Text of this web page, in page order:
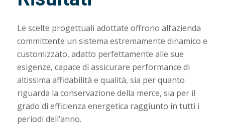
Le scelte progettuali adottate offrono all’azienda
committente un sistema estremamente dinamico e
customizzato, adatto perfettamente alle sue
esigenze, capace di assicurare performance di
altissima affidabilità e qualità, sia per quanto
riguarda la conservazione della merce, sia per il
grado di efficienza energetica raggiunto in tutti i
periodi dell’anno.